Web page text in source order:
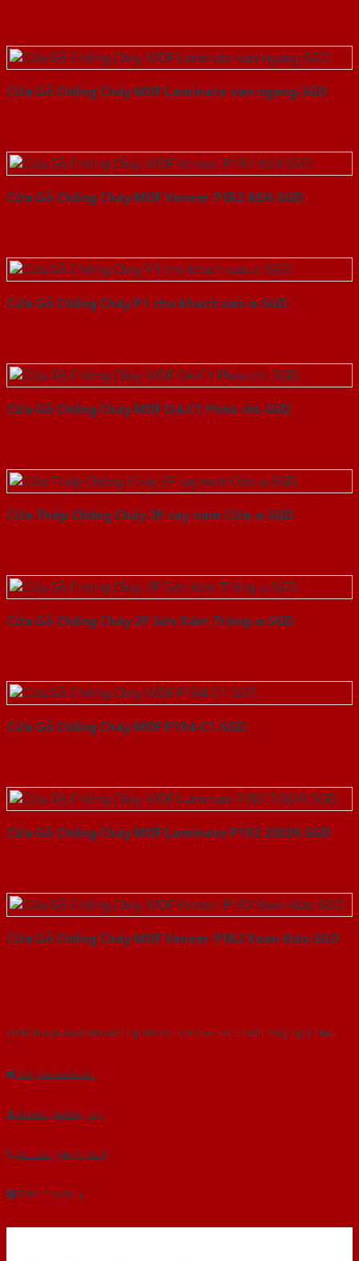
Cửa Gỗ Chống Cháy MDF Laminate van ngang-SGD
Cửa Gỗ Chống Cháy MDF Veneer P1R2 ASH-SGD
Cửa Gỗ Chống Cháy P1 cho khach san-a-SGD
Cửa Gỗ Chống Cháy MDF O4-C1 Phào chi-SGD
Cửa Thép Chống Cháy 2P tay nam Cửa-a-SGD
Cửa Gỗ Chống Cháy 2P Sơn Xám Trắng-a-SGD
Cửa Gỗ Chống Cháy MDF P1R4-C1-SGD
Cửa Gỗ Chống Cháy MDF Laminate P1R2 23029-SGD
Cửa Gỗ Chống Cháy MDF Veneer P1R2 Xoan Đào-SGD
Với kinh nghiệm nhiêu năm nghiên cứu cửa theo tiêu chuẩn công nghệ Châu
Gửi yêu cầu tư vấn
Tải báo giá tổng hợp
Yêu cầu gọi lại (3 phút)
Dành cho đại lý